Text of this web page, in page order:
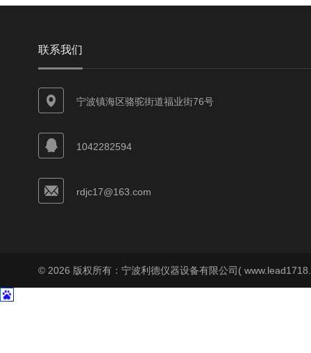
联系我们
宁波镇海区骆驼街道福业街76号
1042282594
rdjc17@163.com
© 2026 版权所有：宁波利德仪器设备有限公司(